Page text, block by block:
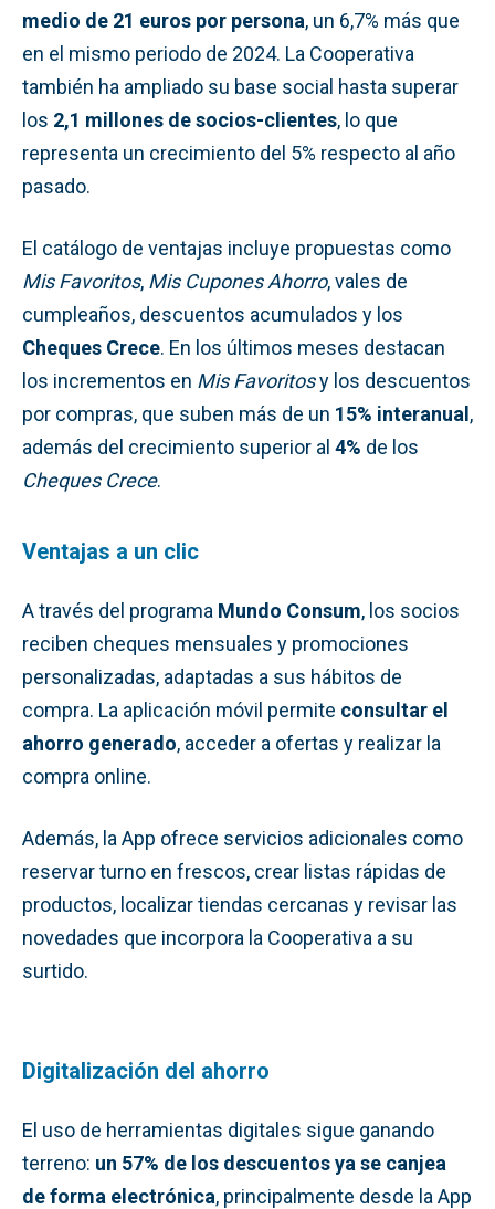
medio de 21 euros por persona, un 6,7% más que
en el mismo periodo de 2024. La Cooperativa
también ha ampliado su base social hasta superar
los 2,1 millones de socios-clientes, lo que
representa un crecimiento del 5% respecto al año
pasado.
El catálogo de ventajas incluye propuestas como
Mis Favoritos, Mis Cupones Ahorro, vales de
cumpleaños, descuentos acumulados y los
Cheques Crece. En los últimos meses destacan
los incrementos en Mis Favoritosy los descuentos
por compras, que suben más de un 15% interanual,
además del crecimiento superior al 4% de los
Cheques Crece.
Ventajas a un clic
A través del programa Mundo Consum, los socios
reciben cheques mensuales y promociones
personalizadas, adaptadas a sus hábitos de
compra. La aplicación móvil permite consultar el
ahorro generado, acceder a ofertas y realizar la
compra online.
Además, la App ofrece servicios adicionales como
reservar turno en frescos, crear listas rápidas de
productos, localizar tiendas cercanas y revisar las
novedades que incorpora la Cooperativa a su
surtido.
Digitalización del ahorro
El uso de herramientas digitales sigue ganando
terreno: un 57% de los descuentos ya se canjea
de forma electrónica, principalmente desde la App